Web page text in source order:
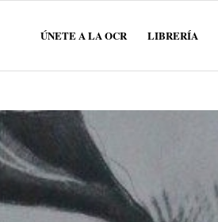
ÚNETE A LA OCR LIBRERÍA